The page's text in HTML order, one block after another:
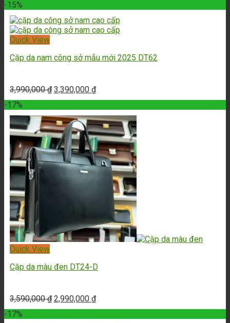
-15%
Quick View
Cặp da nam công sở mẫu mới 2025 DT62
3,990,000₫ 3,390,000 ₫
-17%
Quick View
Cặp da màu đen DT24-D
3,590,000₫ 2,990,000 ₫
-17%